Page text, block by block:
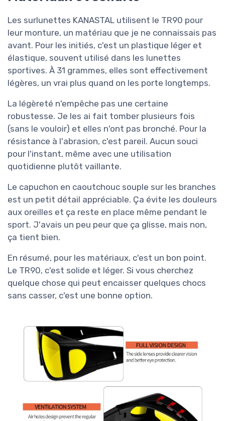
Les surlunettes KANASTAL utilisent le TR90 pour
leur monture, un matériau que je ne connaissais pas
avant. Pour les initiés, c'est un plastique léger et
élastique, souvent utilisé dans les lunettes
sportives. À 31 grammes, elles sont effectivement
légères, un vrai plus quand on les porte longtemps.
La légèreté n'empêche pas une certaine
robustesse. Je les ai fait tomber plusieurs fois
(sans le vouloir) et elles n'ont pas bronché. Pour la
résistance à l'abrasion, c'est pareil. Aucun souci
pour l'instant, même avec une utilisation
quotidienne plutôt vaillante.
Le capuchon en caoutchouc souple sur les branches
est un petit détail appréciable. Ça évite les douleurs
aux oreilles et ça reste en place même pendant le
sport. J'avais un peu peur que ça glisse, mais non,
ça tient bien.
En résumé, pour les matériaux, c'est un bon point.
Le TR90, c'est solide et léger. Si vous cherchez
quelque chose qui peut encaisser quelques chocs
sans casser, c'est une bonne option.